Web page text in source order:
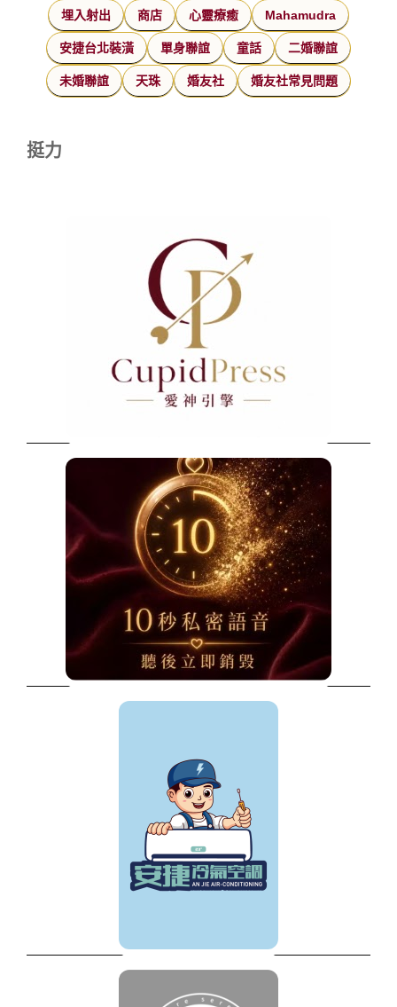
埋入射出 商店 心靈療癒 Mahamudra
安捷台北裝潢 單身聯誼 童話 二婚聯誼
未婚聯誼 天珠 婚友社 婚友社常見問題
挺力